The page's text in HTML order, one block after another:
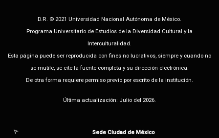
D.R. © 2021 Universidad Nacional Autónoma de México.
Programa Universitario de Estudios de la Diversidad Cultural y la
Interculturalidad.
Esta página puede ser reproducida con fines no lucrativos, siempre y cuando no
se mutile, se cite la fuente completa y su dirección electrónica.
De otra forma requiere permiso previo por escrito de la institución.
Última actualización: Julio del 2026.
Sede Ciudad de México